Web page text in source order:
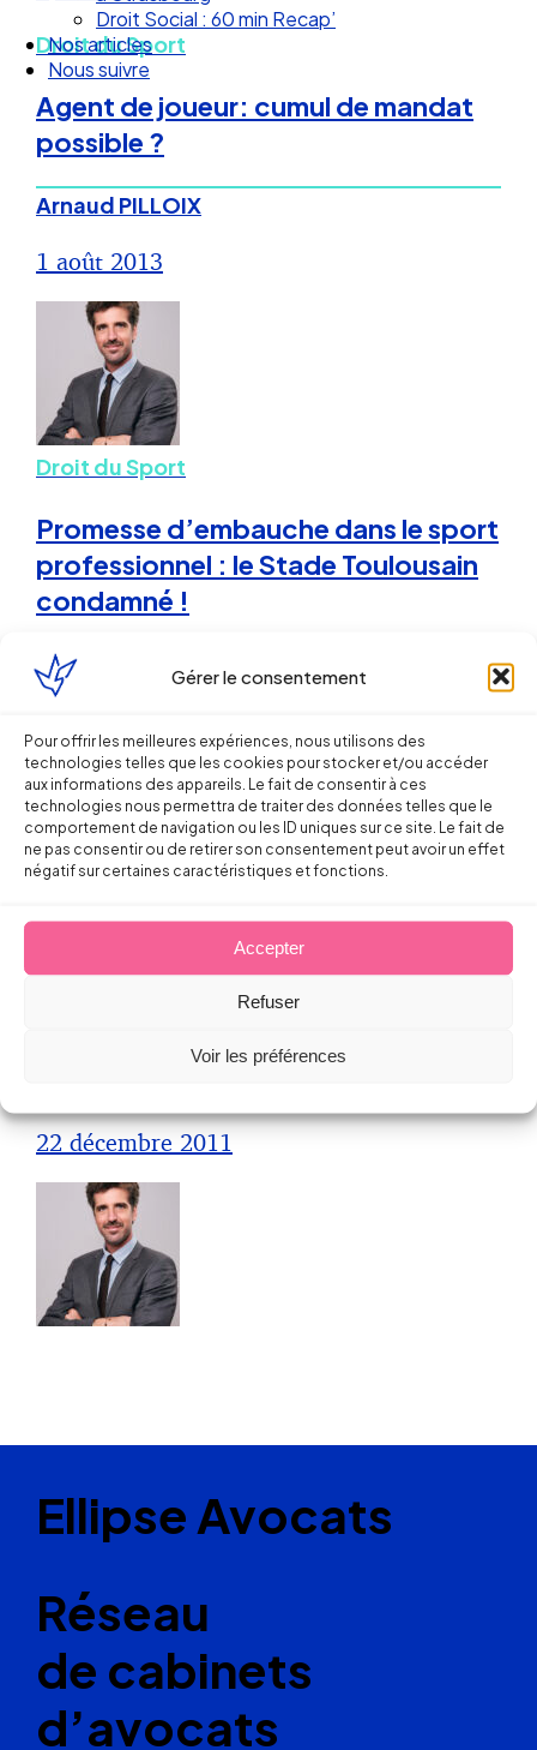
Gérer le consentement
Pour offrir les meilleures expériences, nous utilisons des
technologies telles que les cookies pour stocker et/ou accéder
aux informations des appareils. Le fait de consentir à ces
technologies nous permettra de traiter des données telles que le
comportement de navigation ou les ID uniques sur ce site. Le fait de
ne pas consentir ou de retirer son consentement peut avoir un effet
négatif sur certaines caractéristiques et fonctions.
Accepter
Refuser
Voir les préférences
Nos articles
Nous suivre
Droit du Sport
Agent de joueur: cumul de mandat
possible ?
Arnaud PILLOIX
1 août 2013
Droit du Sport
Promesse d’embauche dans le sport
professionnel : le Stade Toulousain
condamné !
Arnaud PILLOIX
Droit du Sport
Avocat & Agent de joueur: le
22 décembre 2011
Ellipse Avocats
Réseau
de cabinets
d’avocats